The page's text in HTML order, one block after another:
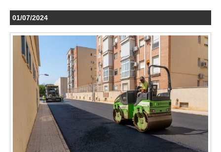
01/07/2024